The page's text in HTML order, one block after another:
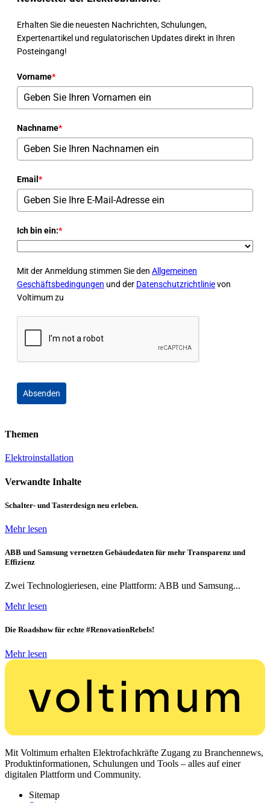
Erhalten Sie die neuesten Nachrichten, Schulungen,
Expertenartikel und regulatorischen Updates direkt in Ihren
Posteingang!
Vorname*
Nachname*
Email *
Ich bin ein:*
Mit der Anmeldung stimmen Sie den Allgemeinen
Geschäftsbedingungen und der Datenschutzrichtlinievon
Voltimum zu
Absenden
Themen
Elektroinstallation
Verwandte Inhalte
Schalter- und Tasterdesign neu erleben.
Mehr lesen
ABB und Samsung vernetzen Gebäudedaten für mehr Transparenz und
Effizienz
Zwei Technologieriesen, eine Plattform: ABB und Samsung...
Mehr lesen
Die Roadshow für echte #RenovationRebels!
Mehr lesen
Mit Voltimum erhalten Elektrofachkräfte Zugang zu Branchennews,
Produktinformationen, Schulungen und Tools – alles auf einer
digitalen Plattform und Community.
Sitemap